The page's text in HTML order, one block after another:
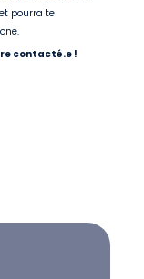
pourra te
contacté.e !